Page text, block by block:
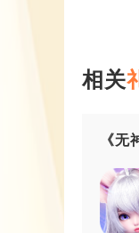
相关
《